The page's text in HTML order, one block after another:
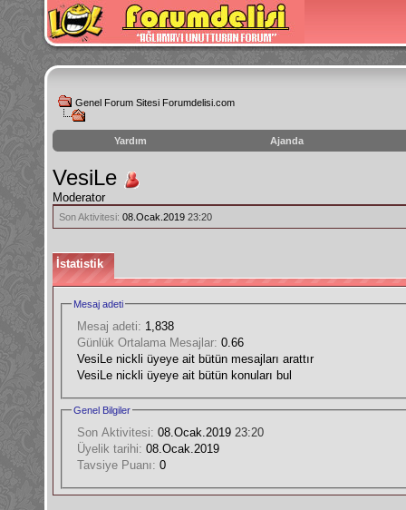
Genel Forum Sitesi Forumdelisi.com
Yardım Ajanda
instagram
izlenme
hilesi
VesiLe
Moderator
Son Aktivitesi: 08.Ocak.2019 23:20
İstatistik
Mesaj adeti
Mesaj adeti: 1,838
Günlük Ortalama Mesajlar: 0.66
VesiLe nickli üyeye ait bütün mesajları arattır
VesiLe nickli üyeye ait bütün konuları bul
Genel Bilgiler
Son Aktivitesi: 08.Ocak.2019 23:20
Üyelik tarihi: 08.Ocak.2019
Tavsiye Puanı: 0